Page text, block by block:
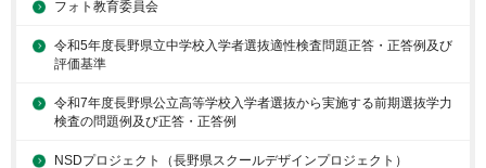
フォト教育委員会
令和5年度長野県立中学校入学者選抜適性検査問題正答・正答例及び
評価基準
令和7年度長野県公立高等学校入学者選抜から実施する前期選抜学力
検査の問題例及び正答・正答例
NSDプロジェクト（長野県スクールデザインプロジェクト）